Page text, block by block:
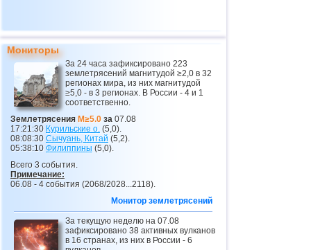
27 Румыния
Коста-Рика 2,6...3,1 8
29 Никарагуа 2,9
30 Албания
31 Польша
32 Бангладеш
Мониторы
За 24 часа зафиксировано 223
землетрясений магнитудой ≥2,0 в 32
регионах мира, из них магнитудой
≥5,0 - в 3 регионах. В России - 4 и 1
соответственно.
Землетрясения M≥5.0 за 07.08
17:21:30 Курильские о. (5,0).
08:08:30 Сычуань, Китай (5,2).
05:38:10 Филиппины (5,0).
Всего 3 события.
Примечание:
06.08 - 4 события (2068/2028...2118).
Монитор землетрясений
За текущую неделю на 07.08
зафиксировано 38 активных вулканов
в 16 странах, из них в России - 6